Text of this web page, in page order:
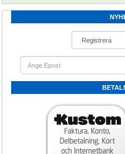
Basic för standard vattentryck
Techno
Planteringsrobot, såmaskin, bevramp,